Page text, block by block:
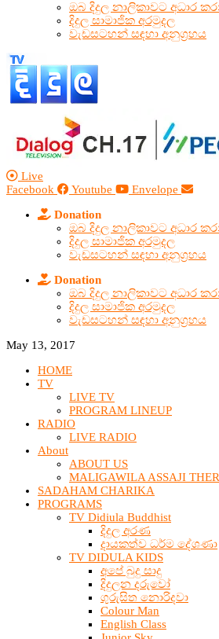
ඔබ දිදුල නාලිකාවට අධාර
දිදුල සාමාජික අරමුදල
වැඩසටහන් සඳහා අනුග්‍රහය
Live
Facebook
Youtube Envelope
Donation
ඔබ දිදුල නාලිකාවට අධාර
දිදුල සාමාජික අරමුදල
වැඩසටහන් සඳහා අනුග්‍රහය
Donation
ඔබ දිදුල නාලිකාවට අධාර
දිදුල සාමාජික අරමුදල
වැඩසටහන් සඳහා අනුග්‍රහය
May 13, 2017
HOME
TV
LIVE TV
PROGRAM LINEUP
RADIO
LIVE RADIO
About
ABOUT US
MALIGAWILA ASSAJI
SADAHAM CHARIKA
PROGRAMS
TV Didiula Buddhist
දිදුල අරණ
දායකත්ව ධර්ම දේශණා
TV DIDULA KIDS
අපේ බුදු සාදු
දිදුලන දරුවෝ
ගුරුසිත නොරිදවා
Colour Man
English Class